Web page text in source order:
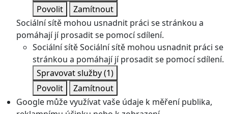
Povolit
Zamítnout
Sociální sítě mohou usnadnit práci se stránkou a
pomáhají jí prosadit se pomocí sdílení.
Sociální sítěSociální sítě mohou usnadnit práci se
stránkou a pomáhají jí prosadit se pomocí sdílení.
Spravovat služby(1)
Povolit
Zamítnout
Google může využívat vaše údaje k měření publika,